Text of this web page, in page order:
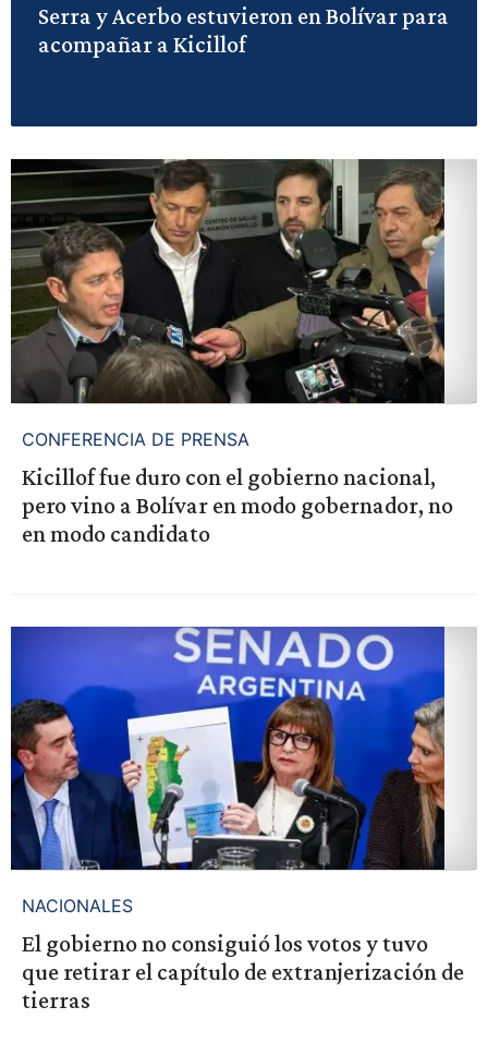
Serra y Acerbo estuvieron en Bolívar para
acompañar a Kicillof
CONFERENCIA DE PRENSA
Kicillof fue duro con el gobierno nacional,
pero vino a Bolívar en modo gobernador, no
en modo candidato
NACIONALES
El gobierno no consiguió los votos y tuvo
que retirar el capítulo de extranjerización de
tierras